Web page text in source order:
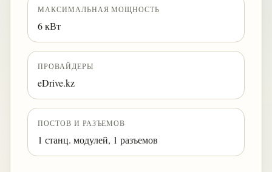
МАКСИМАЛЬНАЯ МОЩНОСТЬ
6 кВт
ПРОВАЙДЕРЫ
eDrive.kz
ПОСТОВ И РАЗЪЕМОВ
1 станц. модулей, 1 разъемов